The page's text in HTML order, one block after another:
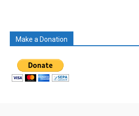
Make a Donation